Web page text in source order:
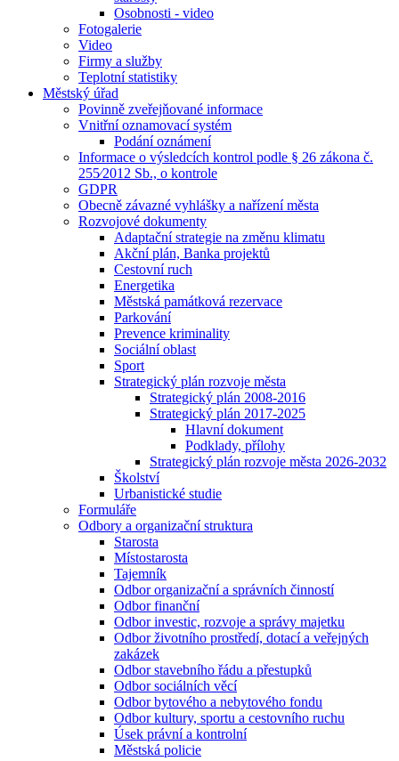
Osobnosti - video
Fotogalerie
Video
Firmy a služby
Teplotní statistiky
Městský úřad
Povinně zveřejňované informace
Vnitřní oznamovací systém
Podání oznámení
Informace o výsledcích kontrol podle § 26 zákona č.
255⁄2012 Sb., o kontrole
GDPR
Obecně závazné vyhlášky a nařízení města
Rozvojové dokumenty
Adaptační strategie na změnu klimatu
Akční plán, Banka projektů
Cestovní ruch
Energetika
Městská památková rezervace
Parkování
Prevence kriminality
Sociální oblast
Sport
Strategický plán rozvoje města
Strategický plán 2008-2016
Strategický plán 2017-2025
Hlavní dokument
Podklady, přílohy
Strategický plán rozvoje města 2026-2032
Školství
Urbanistické studie
Formuláře
Odbory a organizační struktura
Starosta
Místostarosta
Tajemník
Odbor organizační a správních činností
Odbor finanční
Odbor investic, rozvoje a správy majetku
Odbor životního prostředí, dotací a veřejných
zakázek
Odbor stavebního řádu a přestupků
Odbor sociálních věcí
Odbor bytového a nebytového fondu
Odbor kultury, sportu a cestovního ruchu
Úsek právní a kontrolní
Městská policie